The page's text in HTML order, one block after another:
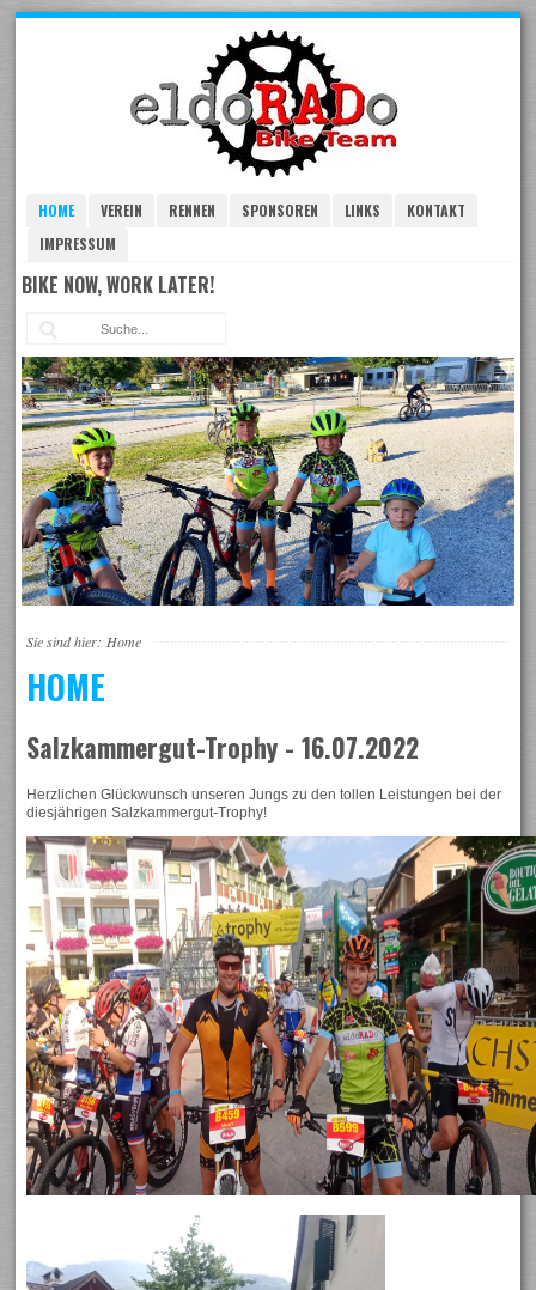
HOME VEREIN RENNEN SPONSOREN LINKS
KONTAKT
IMPRESSUM
BIKE NOW, WORK LATER!
Sie sind hier: Home
HOME
Salzkammergut-Trophy - 16.07.2022
Herzlichen Glückwunsch unseren Jungs zu den tollen Leistungen bei der
diesjährigen Salzkammergut-Trophy!